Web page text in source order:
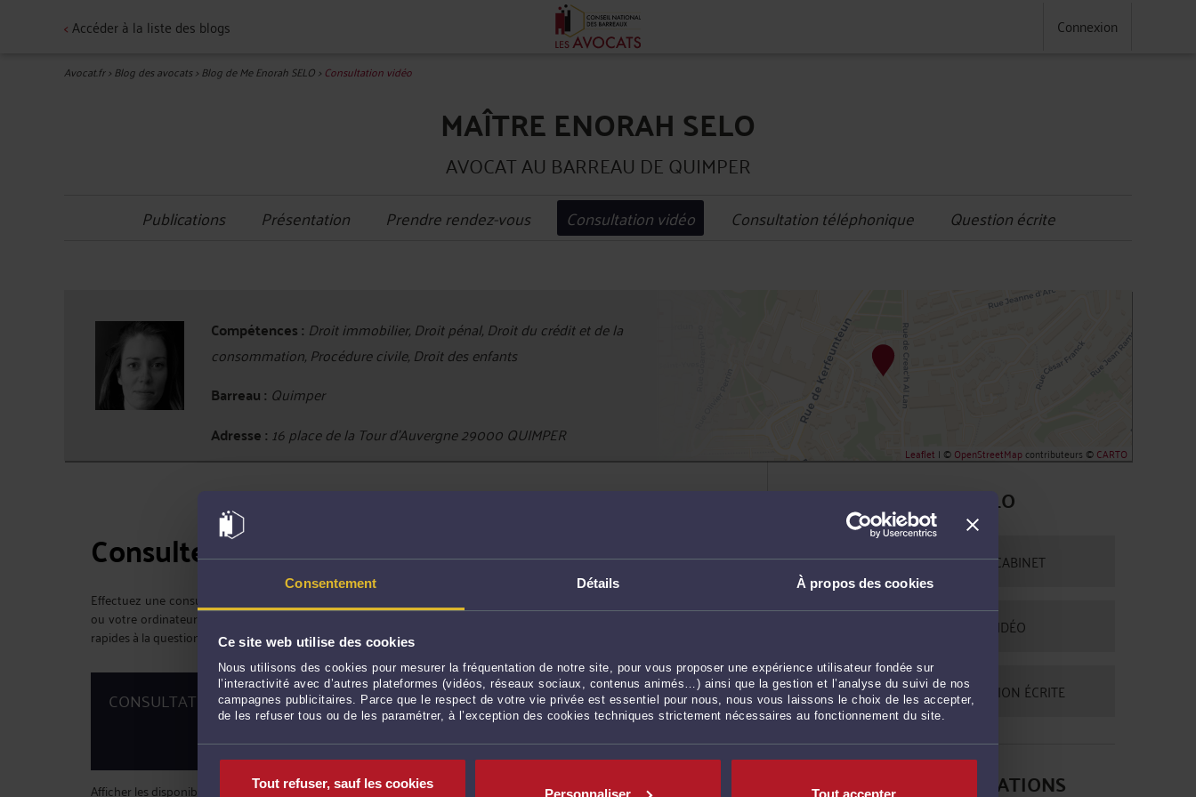
Consentement Détails À propos des cookies
Ce site web utilise des cookies
Nous utilisons des cookies pour mesurer la fréquentation de notre site, pour vous proposer une expérience utilisateur fondée sur
l’interactivité avec d’autres plateformes (vidéos, réseaux sociaux, contenus animés…) ainsi que la gestion et l’analyse du suivi de nos
campagnes publicitaires. Parce que le respect de votre vie privée est essentiel pour nous, nous vous laissons le choix de les accepter,
de les refuser tous ou de les paramétrer, à l’exception des cookies techniques strictement nécessaires au fonctionnement du site.
Tout refuser, sauf les cookies
Personnaliser Tout accepter
<Accéder à la liste des blogs Connexion
Avocat.fr>Blog des avocats>Blog de Me Enorah SELO> Consultation vidéo
MAÎTRE ENORAH SELO
AVOCAT AU BARREAU DE QUIMPER
Publications Présentation Prendre rendez-vous Consultation vidéo Consultation téléphonique Question écrite
Compétences : Droit immobilier, Droit pénal, Droit du crédit et de la
consommation, Procédure civile, Droit des enfants
Barreau : Quimper
Adresse : 16 place de la Tour d'Auvergne 29000 QUIMPER
Leaflet | ©OpenStreetMapcontributeurs ©CARTO
Consulter un avocat par vidéo
Effectuez une consultation vidéo avec Maître Selo en toute sécurité, n’importe où avec votre smartphone
ou votre ordinateur. Cette consultation vidéo vous permet d'obtenir des éléments de réponse concrets et
rapides à la question que vous vous posez.
CONSULTATION VIDÉO Gratuit CONSULTER EN VISIO
Afficher les disponibilités
CONTACTER ME SELO
PRENDRE RDV EN CABINET
CONSULTER PAR VIDÉO
POSER UNE QUESTION ÉCRITE
DERNIÈRES PUBLICATIONS